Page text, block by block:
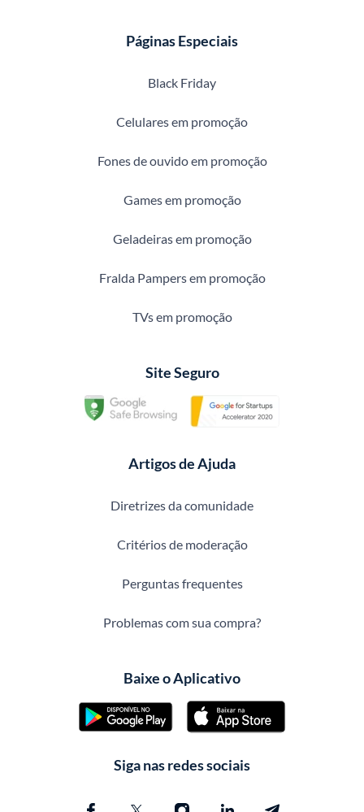
Páginas Especiais
Black Friday
Celulares em promoção
Fones de ouvido em promoção
Games em promoção
Geladeiras em promoção
Fralda Pampers em promoção
TVs em promoção
Site Seguro
Artigos de Ajuda
Diretrizes da comunidade
Critérios de moderação
Perguntas frequentes
Problemas com sua compra?
Baixe o Aplicativo
Siga nas redes sociais